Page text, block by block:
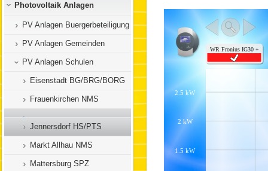
Photovoltaik Anlagen
PV Anlagen Buergerbeteiligung
PV Anlagen Gemeinden
PV Anlagen Schulen
Eisenstadt BG/BRG/BORG
Frauenkirchen NMS
Jennersdorf HS/PTS
Markt Allhau NMS
Mattersburg SPZ